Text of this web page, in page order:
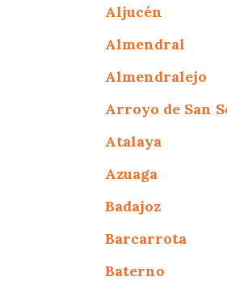
Aljucén
Almendral
Almendralejo
Arroyo de San
Atalaya
Azuaga
Badajoz
Barcarrota
Baterno